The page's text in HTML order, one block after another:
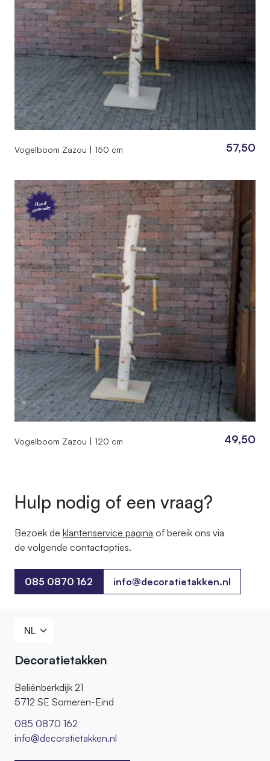
Vogelboom Zazou | 150 cm 57,50
Hand
gemaakt
Vogelboom Zazou | 120 cm 49,50
Hulp nodig of een vraag?
Bezoek de klantenservice pagina of bereik ons ​​via
de volgende contactopties.
085 0870 162
085 0870 162
info@decoratietakken.nl
Decoratietakken
Beliënberkdijk 21
5712 SE Someren-Eind
085 0870 162
info@decoratietakken.nl